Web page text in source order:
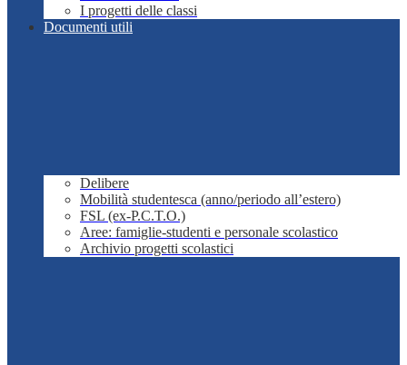
I progetti delle classi
Documenti utili
Delibere
Mobilità studentesca (anno/periodo all’estero)
FSL (ex-P.C.T.O.)
Aree: famiglie-studenti e personale scolastico
Archivio progetti scolastici